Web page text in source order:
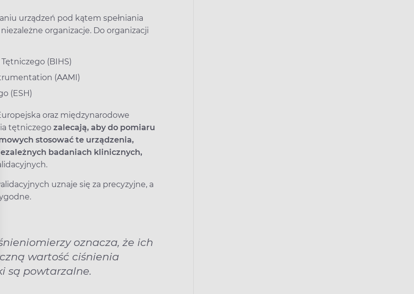
urządzeń pod kątem spełniania
organizacje. Do organizacji
(BIHS)
(AAMI)
(ESH)
oraz międzynarodowe
tętniczego zalecają, aby do pomiaru
stosować te urządzenia,
badaniach klinicznych,
uznaje się za precyzyjne, a
oznacza, że ich
wartość ciśnienia
są powtarzalne.